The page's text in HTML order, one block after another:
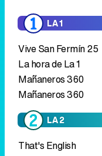
Mañaneros 360
That's English
Inglés en TVE
Turismo rural en el
Los orígenes de la
tropical
Agrosfera